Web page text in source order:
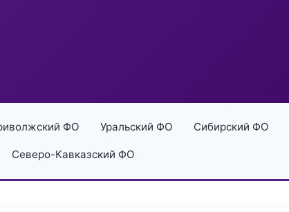
ФО Уральский ФО Сибирский ФО
Северо-Кавказский ФО